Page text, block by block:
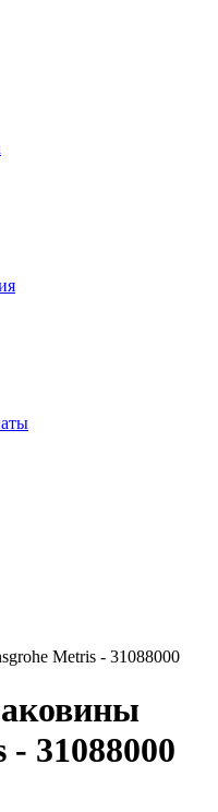
Metris - 31088000
31088000